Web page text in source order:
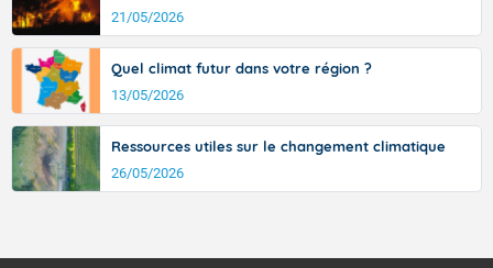
21/05/2026
Quel climat futur dans votre région ?
13/05/2026
Ressources utiles sur le changement climatique
26/05/2026